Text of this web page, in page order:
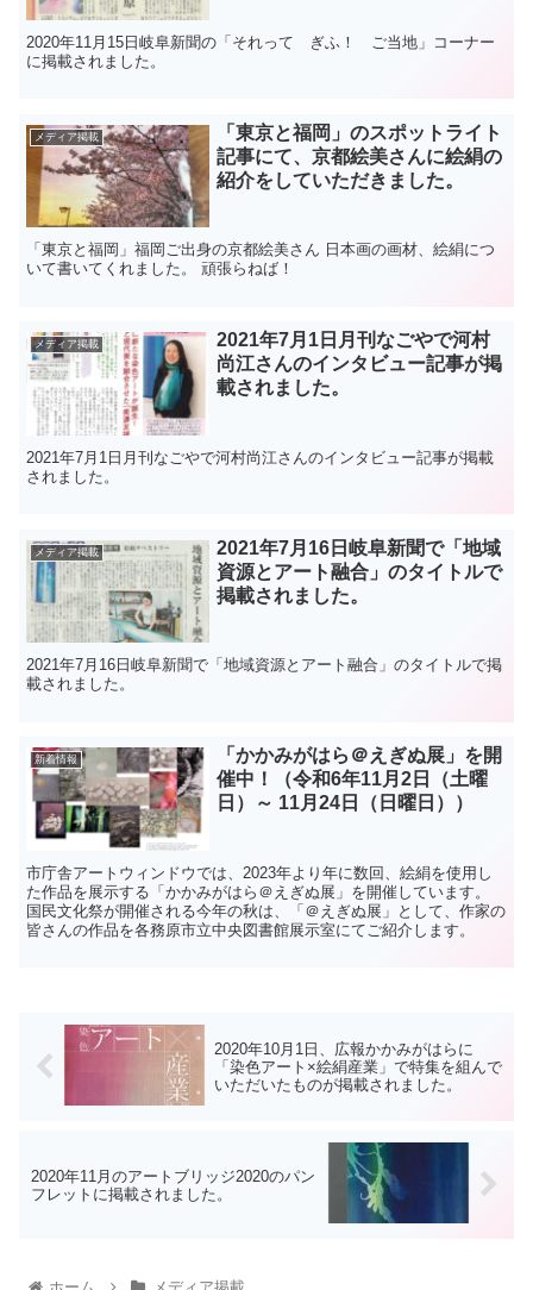
2020年11月15日岐阜新聞の「それって ぎふ！ ご当地」コーナー
に掲載されました。
メディア掲載
「東京と福岡」のスポットライト
記事にて、京都絵美さんに絵絹の
紹介をしていただきました。
「東京と福岡」福岡ご出身の京都絵美さん 日本画の画材、絵絹につ
いて書いてくれました。 頑張らねば！
メディア掲載
2021年7月1日月刊なごやで河村
尚江さんのインタビュー記事が掲
載されました。
2021年7月1日月刊なごやで河村尚江さんのインタビュー記事が掲載
されました。
メディア掲載
2021年7月16日岐阜新聞で「地域
資源とアート融合」のタイトルで
掲載されました。
2021年7月16日岐阜新聞で「地域資源とアート融合」のタイトルで掲
載されました。
新着情報
「かかみがはら＠えぎぬ展」を開
催中！（令和6年11月2日（土曜
日）～ 11月24日（日曜日））
市庁舎アートウィンドウでは、2023年より年に数回、絵絹を使用し
た作品を展示する「かかみがはら＠えぎぬ展」を開催しています。
国民文化祭が開催される今年の秋は、「＠えぎぬ展」として、作家の
皆さんの作品を各務原市立中央図書館展示室にてご紹介します。
2020年10月1日、広報かかみがはらに
「染色アート×絵絹産業」で特集を組んで
いただいたものが掲載されました。
2020年11月のアートブリッジ2020のパン
フレットに掲載されました。